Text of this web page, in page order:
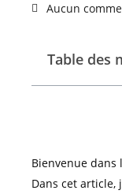
Aucun
Table des
Bienvenue
Dans cet article,